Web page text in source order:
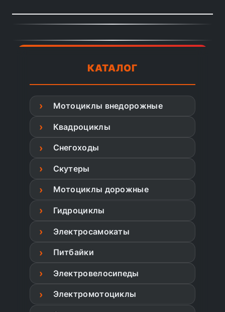
КАТАЛОГ
Мотоциклы внедорожные
Квадроциклы
Снегоходы
Скутеры
Мотоциклы дорожные
Гидроциклы
Электросамокаты
Питбайки
Электровелосипеды
Электромотоциклы